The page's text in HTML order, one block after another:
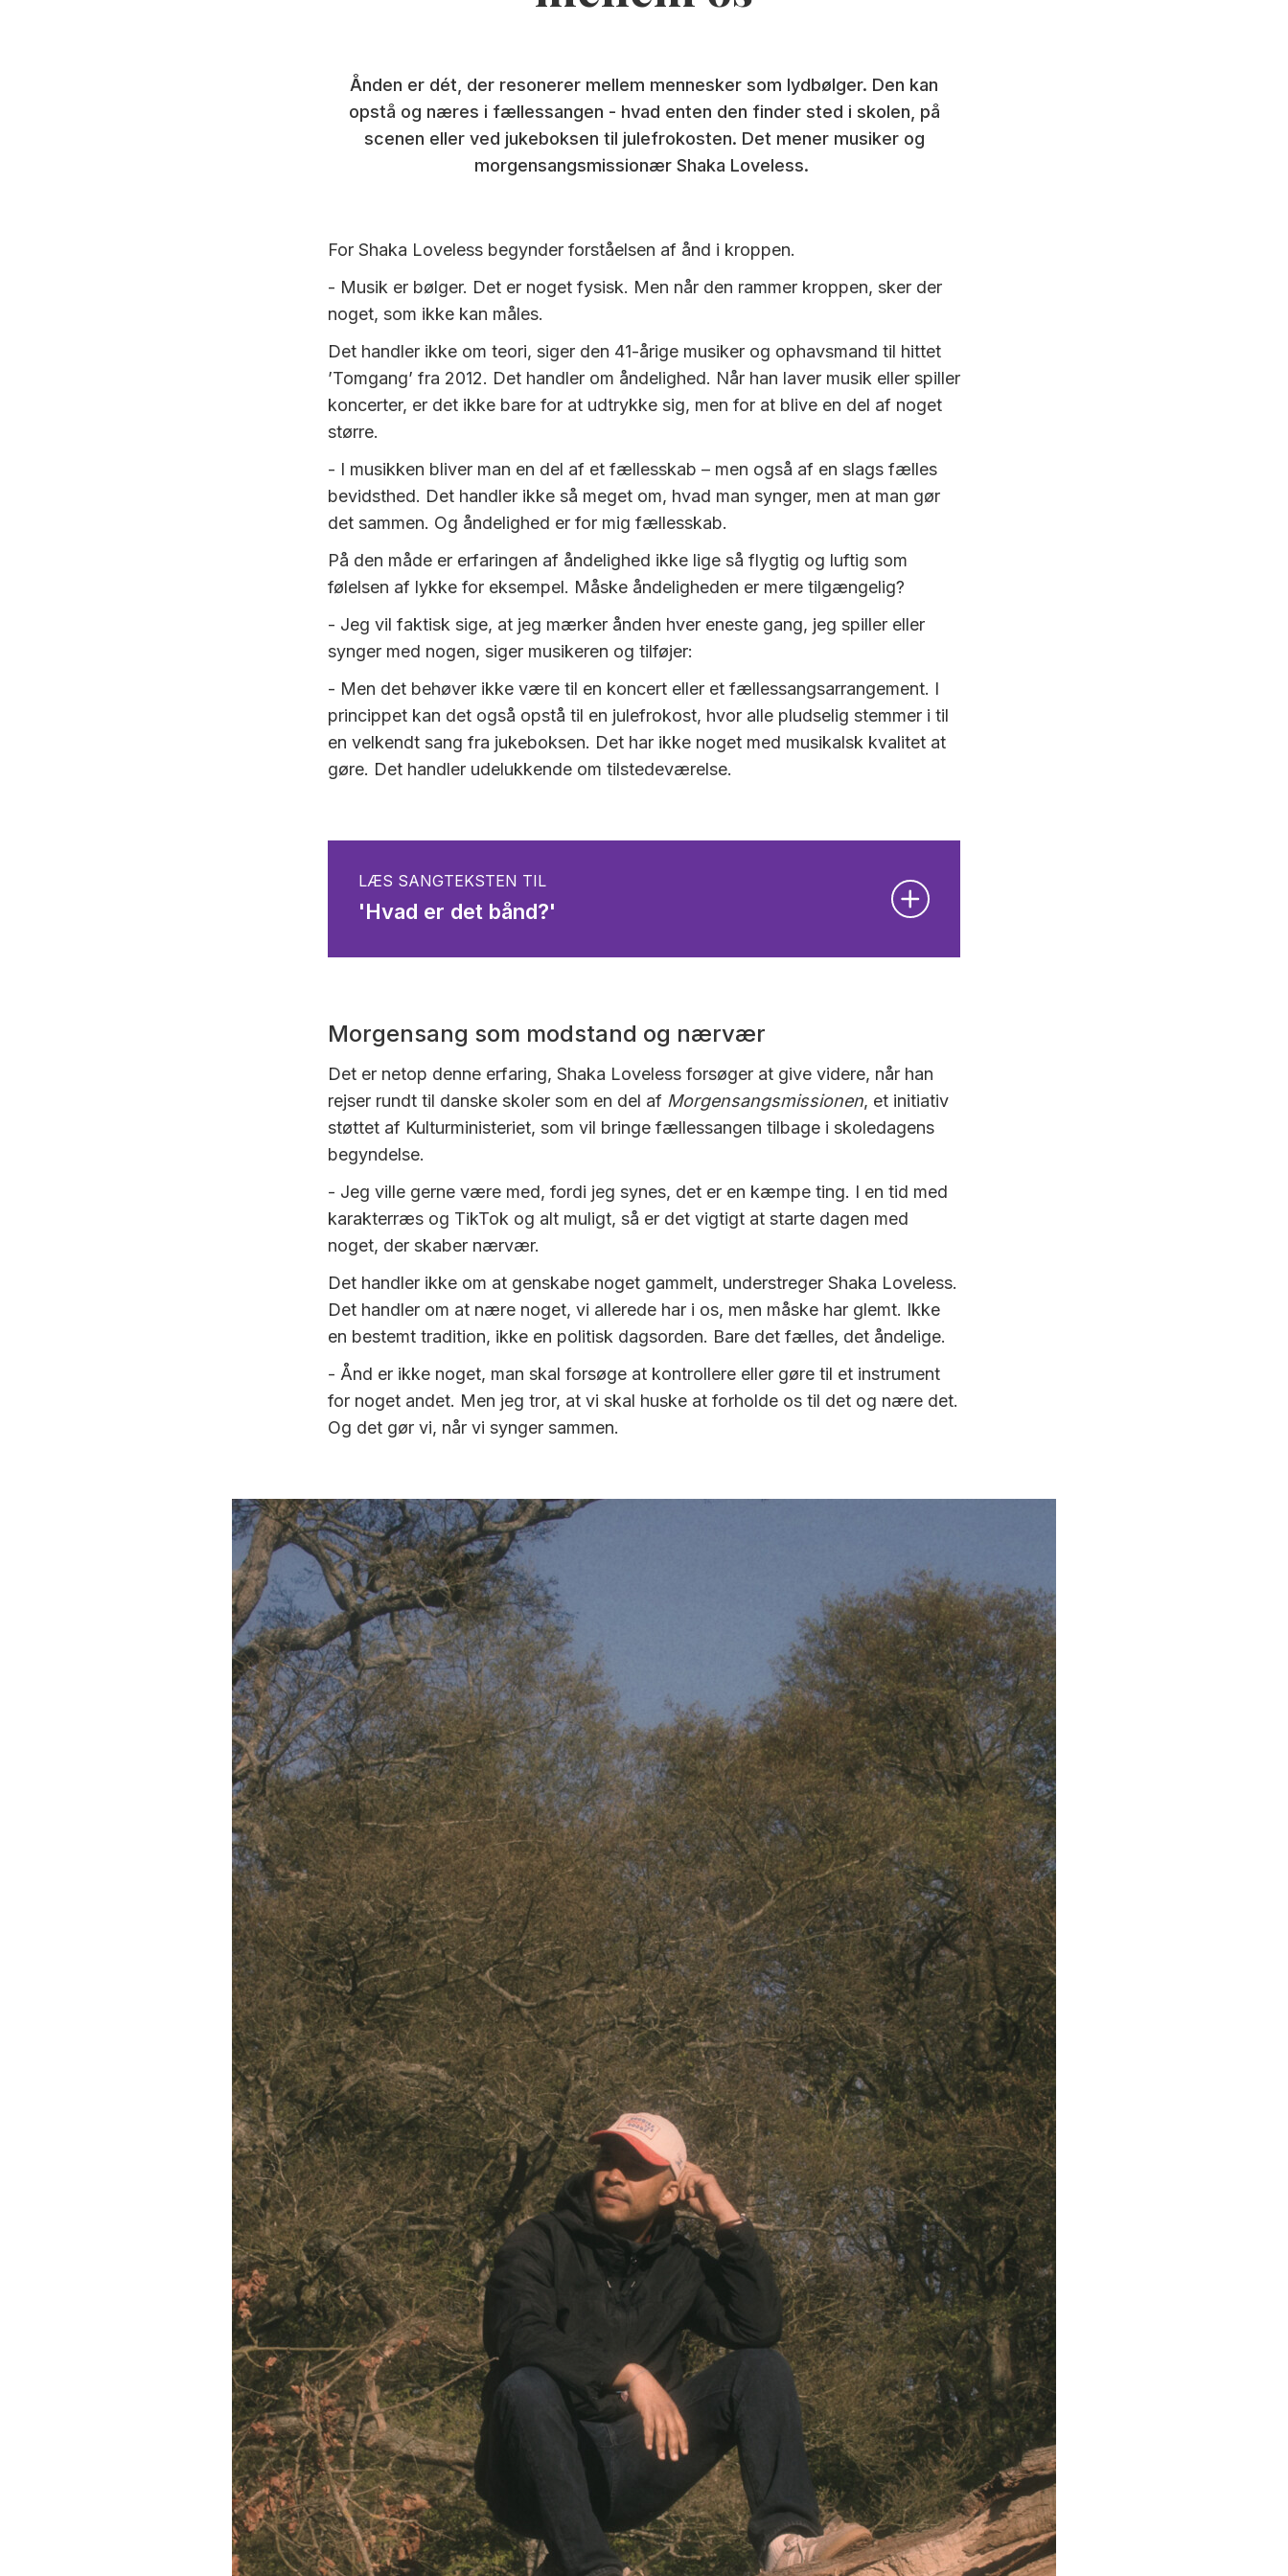
Ånden er dét, der resonerer mellem mennesker som lydbølger. Den kan
opstå og næres i fællessangen - hvad enten den finder sted i skolen, på
scenen eller ved jukeboksen til julefrokosten. Det mener musiker og
morgensangsmissionær Shaka Loveless.
For Shaka Loveless begynder forståelsen af ånd i kroppen.
- Musik er bølger. Det er noget fysisk. Men når den rammer kroppen, sker der
noget, som ikke kan måles.
Det handler ikke om teori, siger den 41-årige musiker og ophavsmand til hittet
’Tomgang’ fra 2012. Det handler om åndelighed. Når han laver musik eller spiller
koncerter, er det ikke bare for at udtrykke sig, men for at blive en del af noget
større.
- I musikken bliver man en del af et fællesskab – men også af en slags fælles
bevidsthed. Det handler ikke så meget om, hvad man synger, men at man gør
det sammen. Og åndelighed er for mig fællesskab.
På den måde er erfaringen af åndelighed ikke lige så flygtig og luftig som
følelsen af lykke for eksempel. Måske åndeligheden er mere tilgængelig?
- Jeg vil faktisk sige, at jeg mærker ånden hver eneste gang, jeg spiller eller
synger med nogen, siger musikeren og tilføjer:
- Men det behøver ikke være til en koncert eller et fællessangsarrangement. I
princippet kan det også opstå til en julefrokost, hvor alle pludselig stemmer i til
en velkendt sang fra jukeboksen. Det har ikke noget med musikalsk kvalitet at
gøre. Det handler udelukkende om tilstedeværelse.
LÆS SANGTEKSTEN TIL
'Hvad er det bånd?'
Morgensang som modstand og nærvær
Det er netop denne erfaring, Shaka Loveless forsøger at give videre, når han
rejser rundt til danske skoler som en del af Morgensangsmissionen, et initiativ
støttet af Kulturministeriet, som vil bringe fællessangen tilbage i skoledagens
begyndelse.
- Jeg ville gerne være med, fordi jeg synes, det er en kæmpe ting. I en tid med
karakterræs og TikTok og alt muligt, så er det vigtigt at starte dagen med
noget, der skaber nærvær.
Det handler ikke om at genskabe noget gammelt, understreger Shaka Loveless.
Det handler om at nære noget, vi allerede har i os, men måske har glemt. Ikke
en bestemt tradition, ikke en politisk dagsorden. Bare det fælles, det åndelige.
- Ånd er ikke noget, man skal forsøge at kontrollere eller gøre til et instrument
for noget andet. Men jeg tror, at vi skal huske at forholde os til det og nære det.
Og det gør vi, når vi synger sammen.